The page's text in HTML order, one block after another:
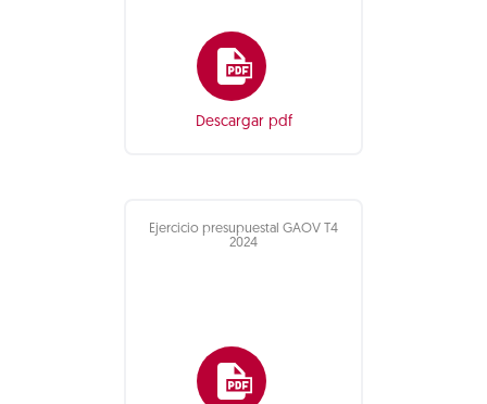
Descargar pdf
Ejercicio presupuestal GAOV T4
2024